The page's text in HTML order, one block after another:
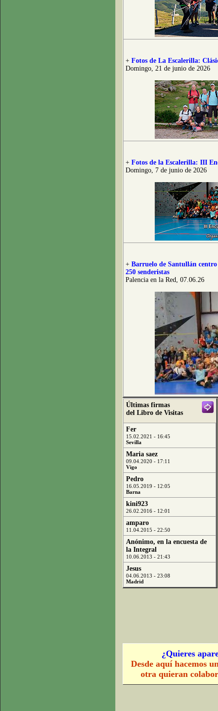
+ Fotos de La Escalerilla:
Domingo, 21 de junio de 2026
+ Fotos de la Escalerilla: III
Domingo, 7 de junio de 2026
+ Barruelo de Santullán
250 senderistas
Palencia en la Red, 07.06.26
Últimas firmas
del Libro de Visitas
Fer
15.02.2021 - 16:45
Sevilla
Maria saez
09.04.2020 - 17:11
Vigo
Pedro
16.05.2019 - 12:05
Barna
kini923
26.02.2016 - 12:01
amparo
11.04.2015 - 22:50
Anónimo, en la encuesta de
la Integral
10.06.2013 - 21:43
Jesus
04.06.2013 - 23:08
Madrid
¿Quieres
Desde aquí hacemos
otra quieran